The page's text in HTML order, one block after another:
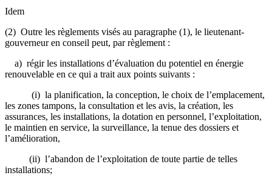
Idem
(2) Outre les règlements visés au paragraphe (1), le lieutenant-
gouverneur en conseil peut, par règlement :
a) régir les installations d’évaluation du potentiel en énergie
renouvelable en ce qui a trait aux points suivants :
(i) la planification, la conception, le choix de l’emplacement,
les zones tampons, la consultation et les avis, la création, les
assurances, les installations, la dotation en personnel, l’exploitation,
le maintien en service, la surveillance, la tenue des dossiers et
l’amélioration,
(ii) l’abandon de l’exploitation de toute partie de telles
installations;